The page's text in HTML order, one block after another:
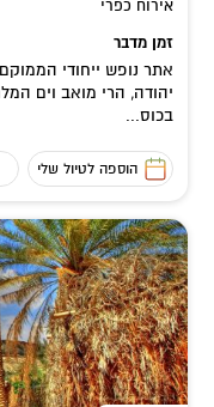
אירוח כפרי
זמן מדבר
אתר נופש ייחודי
יהודה, הרי מואב וים
בכוס...
הוספה לטיול שלי